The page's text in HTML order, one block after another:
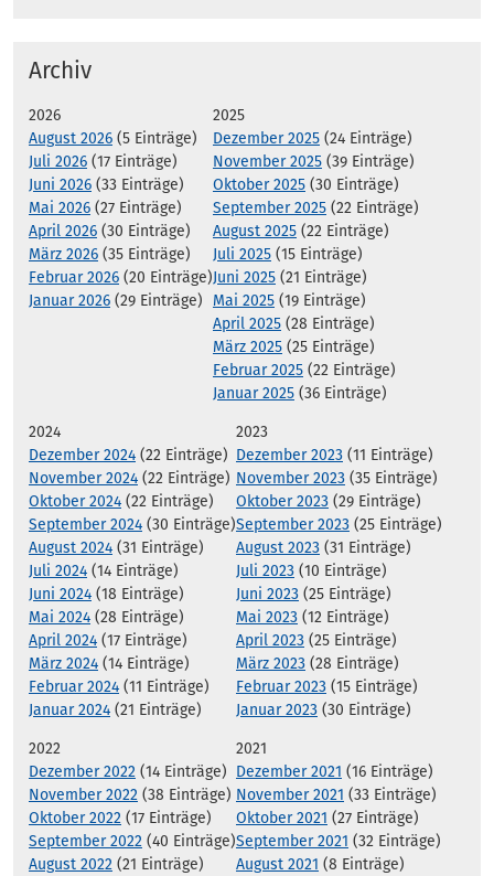
Archiv
2026
August 2026 (5 Einträge)
Juli 2026 (17 Einträge)
Juni 2026 (33 Einträge)
Mai 2026 (27 Einträge)
April 2026 (30 Einträge)
März 2026 (35 Einträge)
Februar 2026 (20 Einträge)
Januar 2026 (29 Einträge)
2025
Dezember 2025 (24 Einträge)
November 2025 (39 Einträge)
Oktober 2025 (30 Einträge)
September 2025 (22 Einträge)
August 2025 (22 Einträge)
Juli 2025 (15 Einträge)
Juni 2025 (21 Einträge)
Mai 2025 (19 Einträge)
April 2025 (28 Einträge)
März 2025 (25 Einträge)
Februar 2025 (22 Einträge)
Januar 2025 (36 Einträge)
2024
Dezember 2024 (22 Einträge)
November 2024 (22 Einträge)
Oktober 2024 (22 Einträge)
September 2024 (30 Einträge)
August 2024 (31 Einträge)
Juli 2024 (14 Einträge)
Juni 2024 (18 Einträge)
Mai 2024 (28 Einträge)
April 2024 (17 Einträge)
März 2024 (14 Einträge)
Februar 2024 (11 Einträge)
Januar 2024 (21 Einträge)
2023
Dezember 2023 (11 Einträge)
November 2023 (35 Einträge)
Oktober 2023 (29 Einträge)
September 2023 (25 Einträge)
August 2023 (31 Einträge)
Juli 2023 (10 Einträge)
Juni 2023 (25 Einträge)
Mai 2023 (12 Einträge)
April 2023 (25 Einträge)
März 2023 (28 Einträge)
Februar 2023 (15 Einträge)
Januar 2023 (30 Einträge)
2022
Dezember 2022 (14 Einträge)
November 2022 (38 Einträge)
Oktober 2022 (17 Einträge)
September 2022 (40 Einträge)
August 2022 (21 Einträge)
2021
Dezember 2021 (16 Einträge)
November 2021 (33 Einträge)
Oktober 2021 (27 Einträge)
September 2021 (32 Einträge)
August 2021 (8 Einträge)